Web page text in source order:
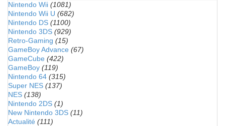
Nintendo Wii (1081)
Nintendo Wii U (682)
Nintendo DS (1100)
Nintendo 3DS (929)
Retro-Gaming (15)
GameBoy Advance (67)
GameCube (422)
GameBoy (119)
Nintendo 64 (315)
Super NES (137)
NES (138)
Nintendo 2DS (1)
New Nintendo 3DS (11)
Actualité (111)